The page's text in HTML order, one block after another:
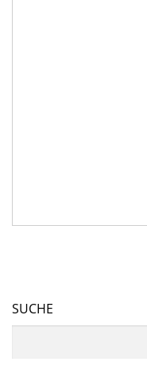
SUCHE